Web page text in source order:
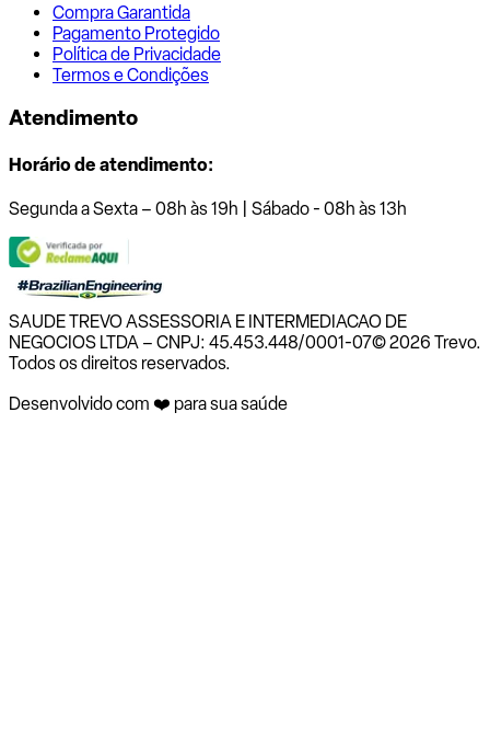
Compra Garantida
Pagamento Protegido
Política de Privacidade
Termos e Condições
Atendimento
Horário de atendimento:
Segunda a Sexta – 08h às 19h | Sábado - 08h às 13h
SAUDE TREVO ASSESSORIA E INTERMEDIACAO DE
NEGOCIOS LTDA – CNPJ: 45.453.448/0001-07© 2026 Trevo.
Todos os direitos reservados.
Desenvolvido com ❤️ para sua saúde